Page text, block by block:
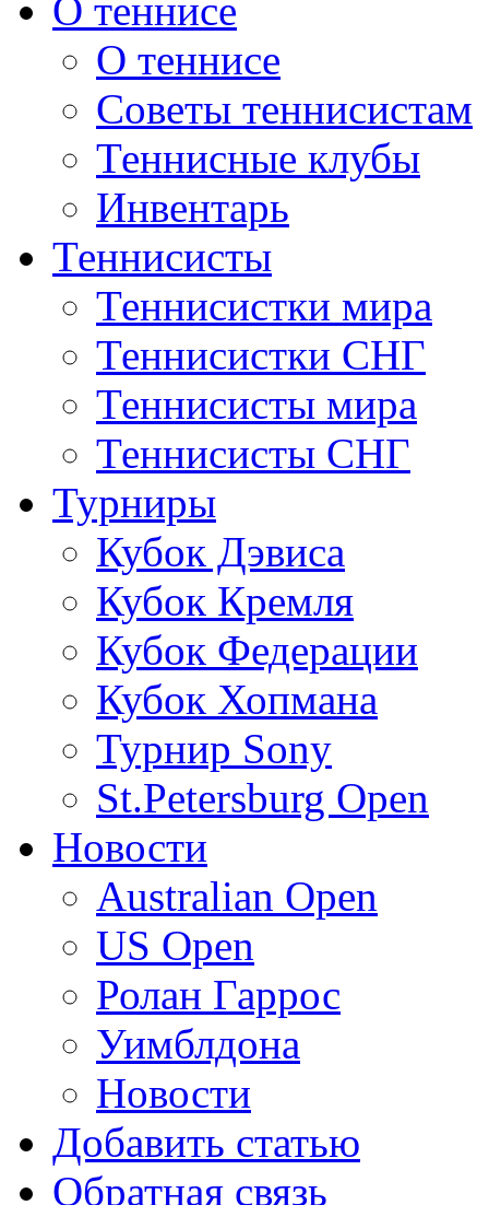
О теннисе
О теннисе
Советы теннисистам
Теннисные клубы
Инвентарь
Теннисисты
Теннисистки мира
Теннисистки СНГ
Теннисисты мира
Теннисисты СНГ
Турниры
Кубок Дэвиса
Кубок Кремля
Кубок Федерации
Кубок Хопмана
Турнир Sony
St.Petersburg Open
Новости
Australian Open
US Open
Ролан Гаррос
Уимблдона
Новости
Добавить статью
Обратная связь